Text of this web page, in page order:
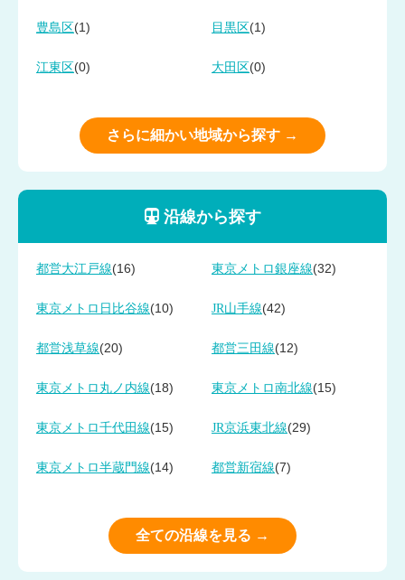
豊島区 (1) 目黒区 (1)
江東区 (0) 大田区 (0)
さらに細かい地域から探す →
沿線から探す
都営大江戸線(16) 東京メトロ銀座線(32)
東京メトロ日比谷線(10) JR山手線(42)
都営浅草線(20) 都営三田線(12)
東京メトロ丸ノ内線(18) 東京メトロ南北線(15)
東京メトロ千代田線(15) JR京浜東北線(29)
東京メトロ半蔵門線(14) 都営新宿線(7)
全ての沿線を見る →